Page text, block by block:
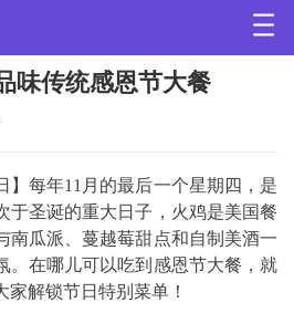
味传统感恩节大餐
】每年11月的最后一个星期四，是
于圣诞的重大日子，火鸡是美国餐
南瓜派、蔓越莓甜点和自制美酒一
。在哪儿可以吃到感恩节大餐，就
解锁节日特别菜单！